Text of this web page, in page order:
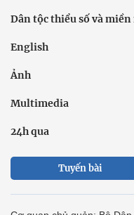
Dân tộc thiểu số và
English
Ảnh
Multimedia
24h qua
Tuyến bài